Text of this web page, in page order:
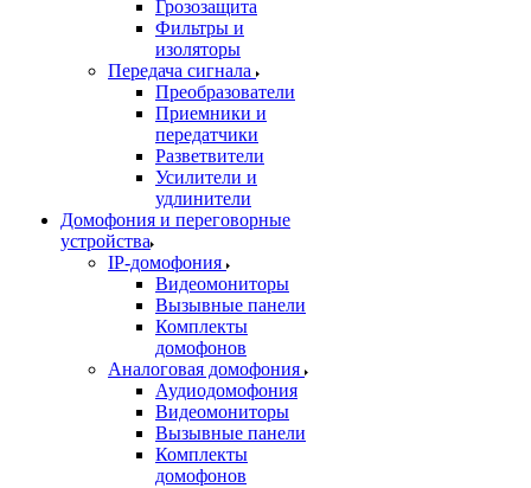
Грозозащита
Фильтры и
изоляторы
Передача сигнала
Преобразователи
Приемники и
передатчики
Разветвители
Усилители и
удлинители
Домофония и переговорные
устройства
IP-домофония
Видеомониторы
Вызывные панели
Комплекты
домофонов
Аналоговая домофония
Аудиодомофония
Видеомониторы
Вызывные панели
Комплекты
домофонов